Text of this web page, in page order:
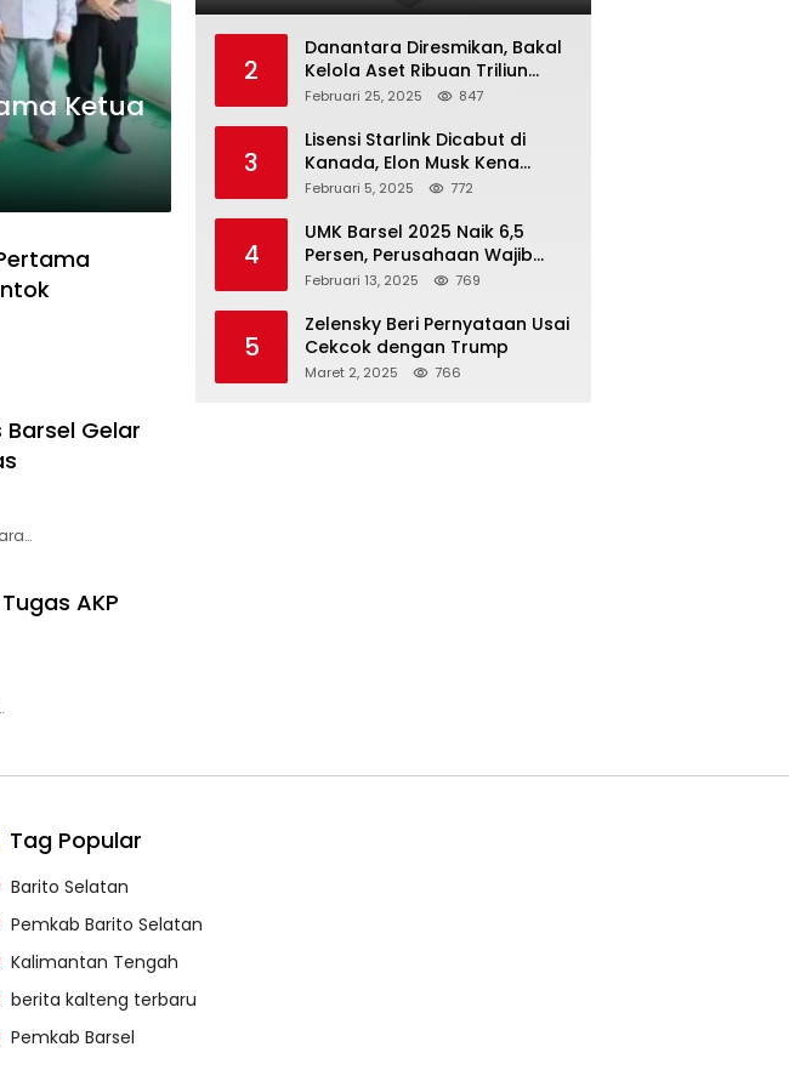
Ketua
Gelar
AKP
2
Danantara Diresmikan, Bakal
Kelola Aset Ribuan Triliun
Rupiah dari 7 BUMN
Februari 25, 2025 847
3
Lisensi Starlink Dicabut di
Kanada, Elon Musk Kena
Imbas ‘Perang Dagang’
Februari 5, 2025 772
4
UMK Barsel 2025 Naik 6,5
Persen, Perusahaan Wajib
Taat
Februari 13, 2025 769
5
Zelensky Beri Pernyataan Usai
Cekcok dengan Trump
Maret 2, 2025 766
Tag Popular
Barito Selatan
Pemkab Barito Selatan
Kalimantan Tengah
berita kalteng terbaru
Pemkab Barsel